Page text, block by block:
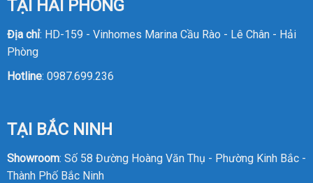
TẠI HẢI PHÒNG
Địa chỉ: HD-159 - Vinhomes Marina Cầu Rào - Lê Chân - Hải
Phòng
Hotline: 0987.699.236
TẠI BẮC NINH
Showroom: Số 58 Đường Hoàng Văn Thụ - Phường Kinh Bắc -
Thành Phố Bắc Ninh